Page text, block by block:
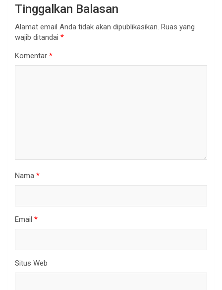
Tinggalkan Balasan
Alamat email Anda tidak akan dipublikasikan. Ruas yang
wajib ditandai *
Komentar *
Nama *
Email *
Situs Web